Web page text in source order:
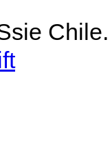
Chile.